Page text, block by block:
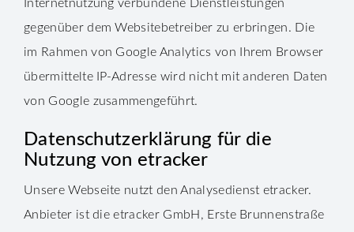
Internetnutzung verbundene Dienstleistungen
gegenüber dem Websitebetreiber zu erbringen. Die
im Rahmen von Google Analytics von Ihrem Browser
übermittelte IP-Adresse wird nicht mit anderen Daten
von Google zusammengeführt.
Datenschutzerklärung für die
Nutzung von etracker
Unsere Webseite nutzt den Analysedienst etracker.
Anbieter ist die etracker GmbH, Erste Brunnenstraße